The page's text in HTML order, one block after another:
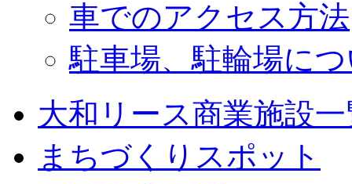
車でのアクセス方法
駐車場、駐輪場に
大和リース商業施設
まちづくりスポット